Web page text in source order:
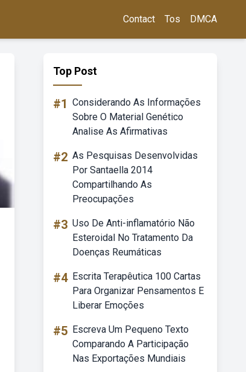
Contact Tos DMCA
Top Post
#1 Considerando As Informações
Sobre O Material Genético
Analise As Afirmativas
#2 As Pesquisas Desenvolvidas
Por Santaella 2014
Compartilhando As
Preocupações
#3 Uso De Anti-inflamatório Não
Esteroidal No Tratamento Da
Doenças Reumáticas
#4 Escrita Terapêutica 100 Cartas
Para Organizar Pensamentos E
Liberar Emoções
#5 Escreva Um Pequeno Texto
Comparando A Participação
Nas Exportações Mundiais